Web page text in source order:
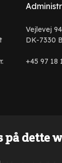
Vejlevej
DK-7330
+45 97 18
på dette